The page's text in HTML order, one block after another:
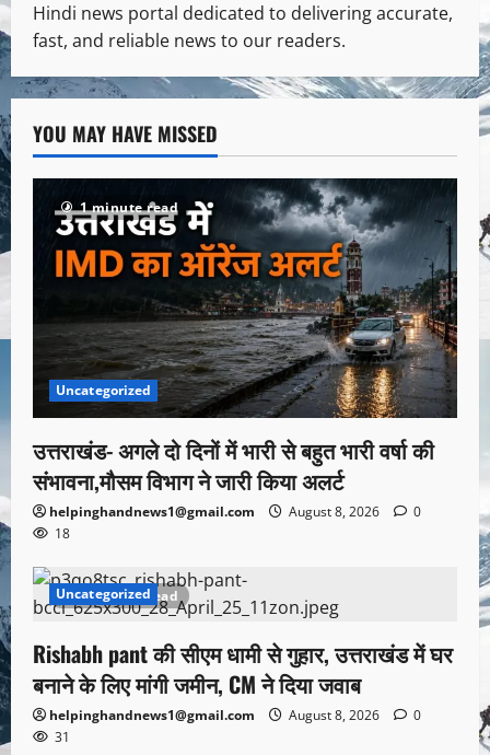
Hindi news portal dedicated to delivering accurate,
fast, and reliable news to our readers.
YOU MAY HAVE MISSED
1 minute read
Uncategorized
उत्तराखंड- अगले दो दिनों में भारी से बहुत भारी वर्षा की
संभावना,मौसम विभाग ने जारी किया अलर्ट
helpinghandnews1@gmail.com August 8, 2026
0
18
1 minute read
Uncategorized
Rishabh pant की सीएम धामी से गुहार, उत्तराखंड में घर
बनाने के लिए मांगी जमीन, CM ने दिया जवाब
helpinghandnews1@gmail.com August 8, 2026
0
31